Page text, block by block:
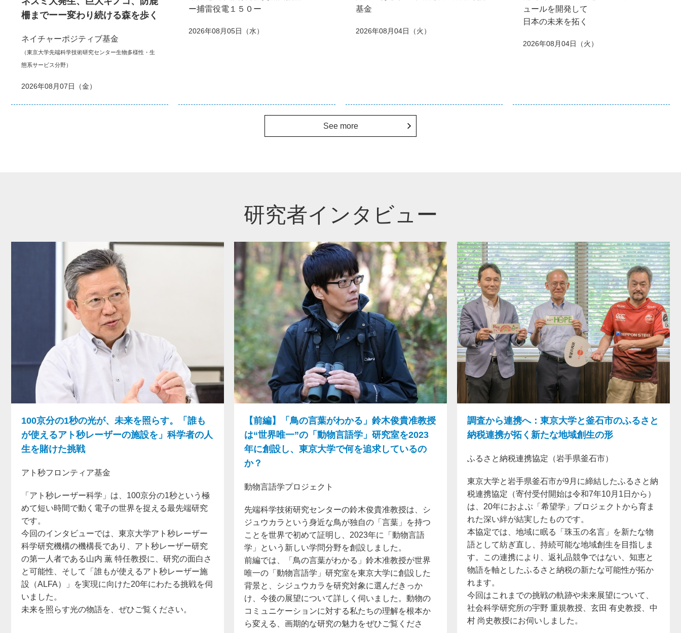
柵までーー変わり続ける森を歩く
ネイチャーポジティブ基金
（東京大学先端科学技術研究センター生物多様性・生
態系サービス分野）
2026年08月07日（金）
ー捕雷役電１５０ー
2026年08月05日（水）
基金
2026年08月04日（火）
ュールを開発して
日本の未来を拓く
2026年08月04日（火）
See more
研究者インタビュー
100京分の1秒の光が、未来を照らす。「誰も
が使えるアト秒レーザーの施設を」科学者の人
生を賭けた挑戦
アト秒フロンティア基金
「アト秒レーザー科学」は、100京分の1秒という極
めて短い時間で動く電子の世界を捉える最先端研究
です。
今回のインタビューでは、東京大学アト秒レーザー
科学研究機構の機構長であり、アト秒レーザー研究
の第一人者である山内 薫 特任教授に、研究の面白さ
と可能性、そして「誰もが使えるアト秒レーザー施
設（ALFA）」を実現に向けた20年にわたる挑戦を伺
いました。
未来を照らす光の物語を、ぜひご覧ください。
【前編】「鳥の言葉がわかる」鈴木俊貴准教授
は“世界唯一”の「動物言語学」研究室を2023
年に創設し、東京大学で何を追求しているの
か？
動物言語学プロジェクト
先端科学技術研究センターの鈴木俊貴准教授は、シ
ジュウカラという身近な鳥が独自の「言葉」を持つ
ことを世界で初めて証明し、2023年に「動物言語
学」という新しい学問分野を創設しました。
前編では、「鳥の言葉がわかる」鈴木准教授が世界
唯一の「動物言語学」研究室を東京大学に創設した
背景と、シジュウカラを研究対象に選んだきっか
け、今後の展望について詳しく伺いました。動物の
コミュニケーションに対する私たちの理解を根本か
ら変える、画期的な研究の魅力をぜひご覧くださ
調査から連携へ：東京大学と釜石市のふるさと
納税連携が拓く新たな地域創生の形
ふるさと納税連携協定（岩手県釜石市）
東京大学と岩手県釜石市が9月に締結したふるさと納
税連携協定（寄付受付開始は令和7年10月1日から）
は、20年におよぶ「希望学」プロジェクトから育ま
れた深い絆が結実したものです。
本協定では、地域に眠る「珠玉の名言」を新たな物
語として紡ぎ直し、持続可能な地域創生を目指しま
す。この連携により、返礼品競争ではない、知恵と
物語を軸としたふるさと納税の新たな可能性が拓か
れます。
今回はこれまでの挑戦の軌跡や未来展望について、
社会科学研究所の宇野 重規教授、玄田 有史教授、中
村 尚史教授にお伺いしました。